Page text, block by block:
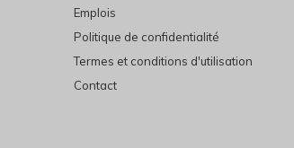
Emplois
Politique de confidentialité
Termes et conditions d'utilisation
Contact